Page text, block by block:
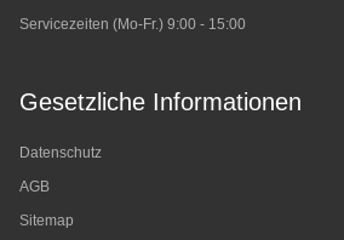
Servicezeiten (Mo-Fr.) 9:00 - 15:00
Gesetzliche Informationen
Datenschutz
AGB
Sitemap